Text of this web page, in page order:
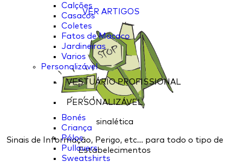
Calções
Casacos
Coletes
Fatos de Macaco
Jardineiras
Varios
Personalizável
VESTUÁRIO PROFISSIONAL
PERSONALIZÁVEL
Bonés
Criança
Pólos
Pullovers
Sweatshirts
VER ARTIGOS
sinalética
Sinais de Informação, Perigo, etc... para todo o tipo de
Estabelecimentos